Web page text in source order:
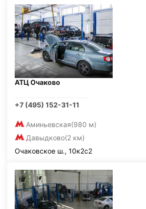
АТЦ Очаково
+7 (495) 152-31-11
Аминьевская(980 м)
Давыдково(2 км)
Очаковское ш., 10к2с2